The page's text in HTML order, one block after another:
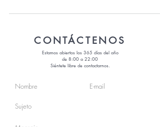
CONTÁCTENOS
Estamos abiertos los 365 días del año
de 8:00 a 22:00
Siéntete libre de contactarnos.